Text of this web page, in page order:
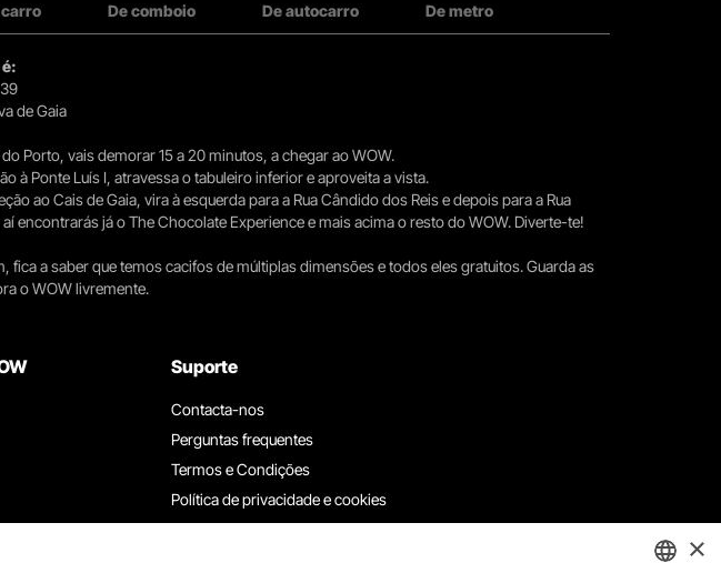
carro De comboio De autocarro De metro
de Gaia
Porto, vais demorar 15 a 20 minutos, a chegar ao WOW.
à Ponte Luís I, atravessa o tabuleiro inferior e aproveita a vista.
ao Cais de Gaia, vira à esquerda para a Rua Cândido dos Reis e depois para a Rua
encontrarás já o The Chocolate Experience e mais acima o resto do WOW. Diverte-te!
fica a saber que temos cacifos de múltiplas dimensões e todos eles gratuitos. Guarda as
o WOW livremente.
Suporte
Contacta-nos
Perguntas frequentes
Termos e Condições
Política de privacidade e cookies
Trabalha connosco
×